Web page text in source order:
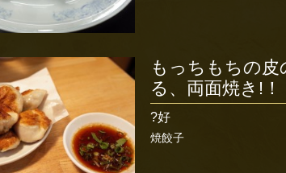
もっちもちの
る、両面焼き!！
?好
焼餃子